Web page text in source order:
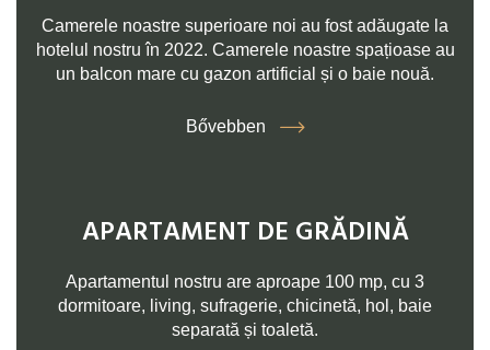
Camerele noastre superioare noi au fost adăugate la
hotelul nostru în 2022. Camerele noastre spațioase au
un balcon mare cu gazon artificial și o baie nouă.
Bővebben
APARTAMENT DE GRĂDINĂ
Apartamentul nostru are aproape 100 mp, cu 3
dormitoare, living, sufragerie, chicinetă, hol, baie
separată și toaletă.